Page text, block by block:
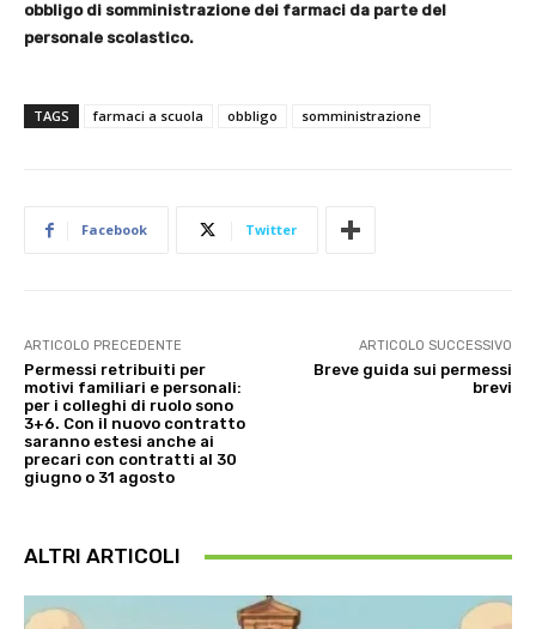
obbligo di somministrazione dei farmaci da parte del
personale scolastico.
TAGS farmaci a scuola obbligo somministrazione
Facebook Twitter
ARTICOLO PRECEDENTE
Permessi retribuiti per
motivi familiari e personali:
per i colleghi di ruolo sono
3+6. Con il nuovo contratto
saranno estesi anche ai
precari con contratti al 30
giugno o 31 agosto
ARTICOLO SUCCESSIVO
Breve guida sui permessi
brevi
ALTRI ARTICOLI